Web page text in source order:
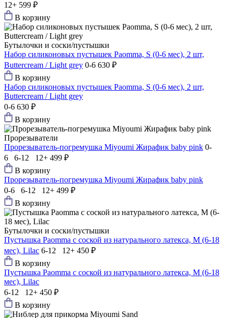
12+ 599 ₽
В корзину
Бутылочки и соски/пустышки
Набор силиконовых пустышек Paomma, S (0-6 мес), 2 шт,
Buttercream / Light grey 0-6 630 ₽
В корзину
Набор силиконовых пустышек Paomma, S (0-6 мес), 2 шт,
Buttercream / Light grey
0-6 630 ₽
В корзину
Прорезыватели
Прорезыватель-погремушка Мiyoumi Жирафик baby pink 0-
6 6-12 12+ 499 ₽
В корзину
Прорезыватель-погремушка Мiyoumi Жирафик baby pink
0-6 6-12 12+ 499 ₽
В корзину
Бутылочки и соски/пустышки
Пустышка Paomma с соской из натурального латекса, M (6-18
мес), Lilac 6-12 12+ 450 ₽
В корзину
Пустышка Paomma с соской из натурального латекса, M (6-18
мес), Lilac
6-12 12+ 450 ₽
В корзину